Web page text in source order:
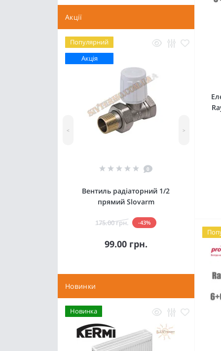
Акції
Популярний
Акція
0
Вентиль радіаторний 1/2
прямий Slovarm
175.00 грн. -43%
99.00 грн.
< >
Новинки
Новинка